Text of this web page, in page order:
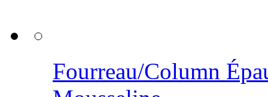
Fourreau/Column